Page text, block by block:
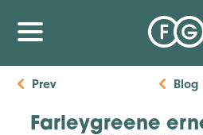
Prev Blog
Farleygreene